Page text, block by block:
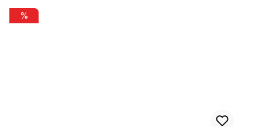
levier de vitesses bâton pour Shimano 3 vitesses
%